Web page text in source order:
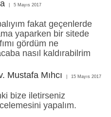
5 Mayıs 2017
fakat geçenlerde
yaparken bir sitede
gördüm ne
nasıl kaldırabilrim
Mustafa Mıhcı 15 Mayıs 2017
bize iletirseniz
yapalım.